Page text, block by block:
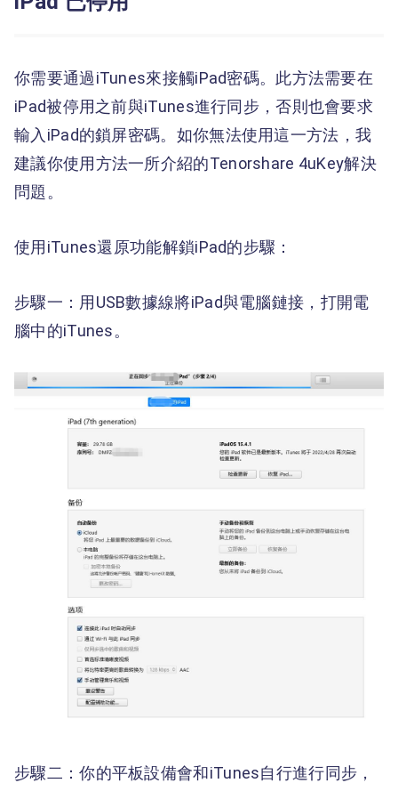
你需要通過iTunes來接觸iPad密碼。此方法需要在
iPad被停用之前與iTunes進行同步，否則也會要求
輸入iPad的鎖屏密碼。如你無法使用這一方法，我
建議你使用方法一所介紹的Tenorshare 4uKey解決
問題。
使用iTunes還原功能解鎖iPad的步驟：
步驟一：用USB數據線將iPad與電腦鏈接，打開電
腦中的iTunes。
步驟二：你的平板設備會和iTunes自行進行同步，